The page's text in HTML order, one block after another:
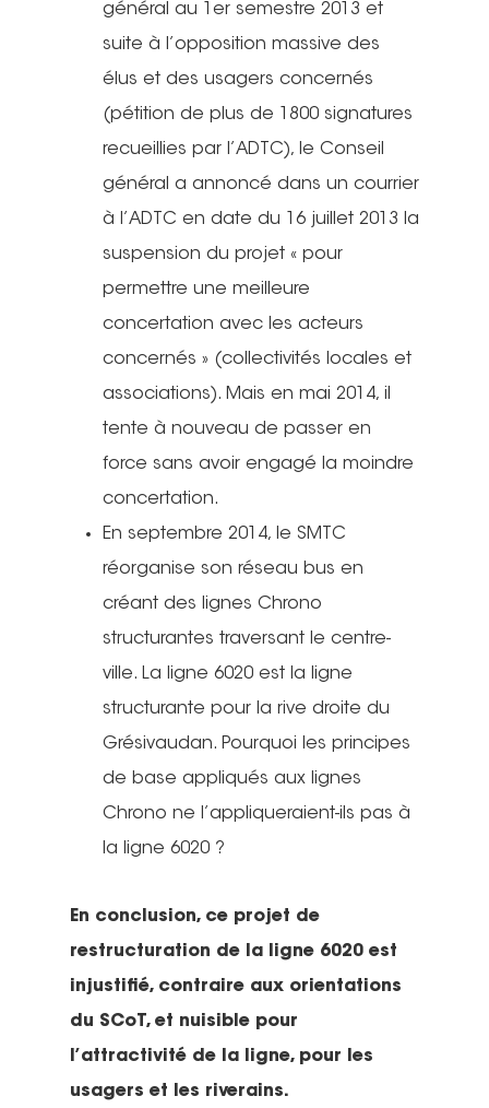
général au 1er semestre 2013 et
suite à l’opposition massive des
élus et des usagers concernés
(pétition de plus de 1800 signatures
recueillies par l’ADTC), le Conseil
général a annoncé dans un courrier
à l’ADTC en date du 16 juillet 2013 la
suspension du projet « pour
permettre une meilleure
concertation avec les acteurs
concernés » (collectivités locales et
associations). Mais en mai 2014, il
tente à nouveau de passer en
force sans avoir engagé la moindre
concertation.
En septembre 2014, le SMTC
réorganise son réseau bus en
créant des lignes Chrono
structurantes traversant le centre-
ville. La ligne 6020 est la ligne
structurante pour la rive droite du
Grésivaudan. Pourquoi les principes
de base appliqués aux lignes
Chrono ne l’appliqueraient-ils pas à
la ligne 6020 ?
En conclusion, ce projet de
restructuration de la ligne 6020 est
injustifié, contraire aux orientations
du SCoT, et nuisible pour
l’attractivité de la ligne, pour les
usagers et les riverains.